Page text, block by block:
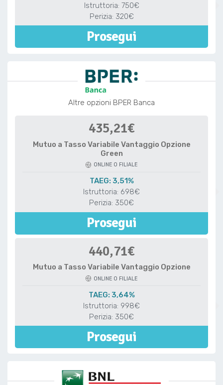
Istruttoria: 750€
Perizia: 320€
Prosegui
Altre opzioni BPER Banca
435,21€
Mutuo a Tasso Variabile Vantaggio Opzione
Green
ONLINE O FILIALE
TAEG: 3,51%
Istruttoria: 698€
Perizia: 350€
Prosegui
440,71€
Mutuo a Tasso Variabile Vantaggio Opzione
ONLINE O FILIALE
TAEG: 3,64%
Istruttoria: 998€
Perizia: 350€
Prosegui